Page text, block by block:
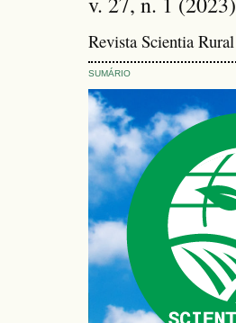
Revista Scientia Rural
SUMÁRIO